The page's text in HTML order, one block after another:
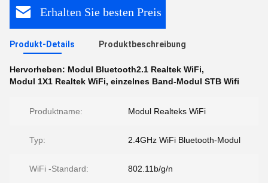
Erhalten Sie besten Preis
Produkt-Details Produktbeschreibung
Hervorheben: Modul Bluetooth2.1 Realtek WiFi,
Modul 1X1 Realtek WiFi, einzelnes Band-Modul STB Wifi
Produktname: Modul Realteks WiFi
Typ: 2.4GHz WiFi Bluetooth-Modul
WiFi -Standard: 802.11b/g/n